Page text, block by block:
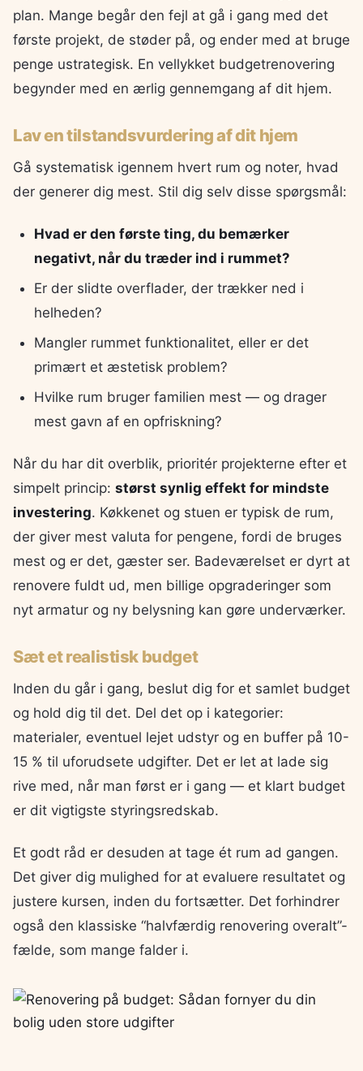
plan. Mange begår den fejl at gå i gang med det
første projekt, de støder på, og ender med at bruge
penge ustrategisk. En vellykket budgetrenovering
begynder med en ærlig gennemgang af dit hjem.
Lav en tilstandsvurdering af dit hjem
Gå systematisk igennem hvert rum og noter, hvad
der generer dig mest. Stil dig selv disse spørgsmål:
Hvad er den første ting, du bemærker
negativt, når du træder ind i rummet?
Er der slidte overflader, der trækker ned i
helheden?
Mangler rummet funktionalitet, eller er det
primært et æstetisk problem?
Hvilke rum bruger familien mest — og drager
mest gavn af en opfriskning?
Når du har dit overblik, prioritér projekterne efter et
simpelt princip: størst synlig effekt for mindste
investering. Køkkenet og stuen er typisk de rum,
der giver mest valuta for pengene, fordi de bruges
mest og er det, gæster ser. Badeværelset er dyrt at
renovere fuldt ud, men billige opgraderinger som
nyt armatur og ny belysning kan gøre underværker.
Sæt et realistisk budget
Inden du går i gang, beslut dig for et samlet budget
og hold dig til det. Del det op i kategorier:
materialer, eventuel lejet udstyr og en buffer på 10-
15 % til uforudsete udgifter. Det er let at lade sig
rive med, når man først er i gang — et klart budget
er dit vigtigste styringsredskab.
Et godt råd er desuden at tage ét rum ad gangen.
Det giver dig mulighed for at evaluere resultatet og
justere kursen, inden du fortsætter. Det forhindrer
også den klassiske “halvfærdig renovering overalt”-
fælde, som mange falder i.